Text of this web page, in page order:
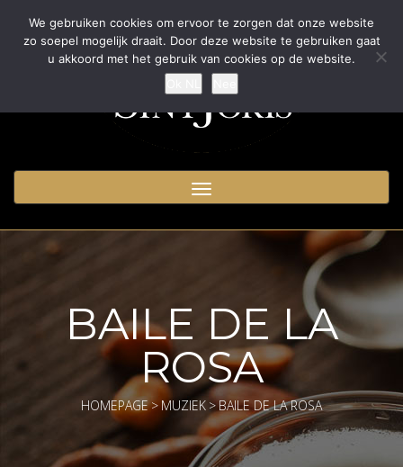
Toggle
navigation
BAILE DE LA
ROSA
HOMEPAGE>MUZIEK >BAILE DE LA ROSA
We gebruiken cookies om ervoor te zorgen dat onze website
zo soepel mogelijk draait. Door deze website te gebruiken gaat
u akkoord met het gebruik van cookies op de website.